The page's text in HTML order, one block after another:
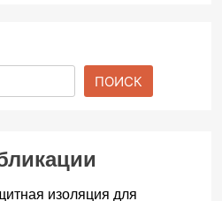
ПОИСК
изоляция для